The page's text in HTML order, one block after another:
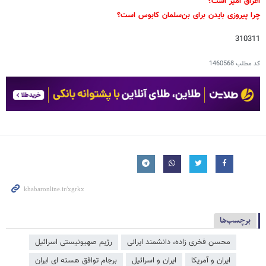
چرا پیروزی بایدن برای بن‌سلمان کابوس است؟
310311
کد مطلب1460568
برچسب‌ها
محسن فخری زاده، دانشمند ایرانی
رژیم صهیونیستی اسرائیل
ایران و آمریکا
ایران و اسرائیل برجام توافق هسته ای ایران